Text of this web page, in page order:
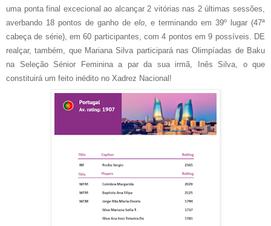
uma ponta final excecional ao alcançar 2 vitórias nas 2 últimas sessões,
averbando 18 pontos de ganho de elo , e terminando em 39º lugar (47ª
cabeça de série), em 60 participantes, com 4 pontos em 9 possíveis. DE
realçar, também, que Mariana Silva participará nas Olimpíadas de Baku
na Seleção Sénior Feminina a par da sua irmã, Inês Silva, o que
constituirá um feito inédito no Xadrez Nacional!